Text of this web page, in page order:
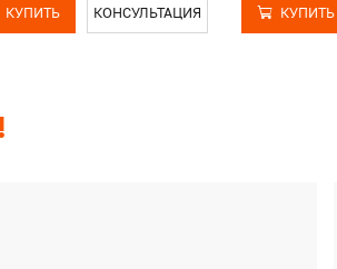
КУПИТЬ КОНСУЛЬТАЦИЯ КУПИТЬ